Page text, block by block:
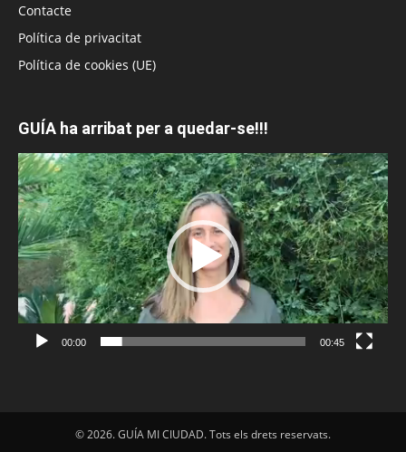
Contacte
Política de privacitat
Política de cookies (UE)
GUÍA ha arribat per a quedar-se!!!
Reproductor
de
vídeo
00:00 00:45
© 2026. GUÍA MI CIUDAD. Tots els drets reservats.